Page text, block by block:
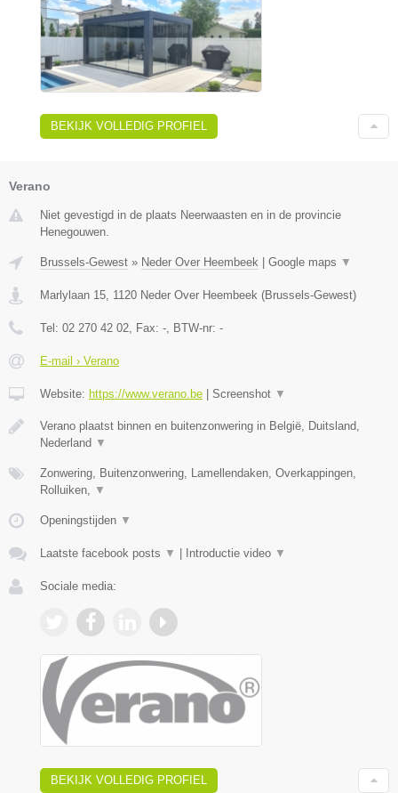
BEKIJK VOLLEDIG PROFIEL
Verano
Niet gevestigd in de plaats Neerwaasten en in de provincie
Henegouwen.
Brussels-Gewest » Neder Over Heembeek Google maps ▼
Marlylaan 15, 1120 Neder Over Heembeek (Brussels-Gewest)
Tel: 02 270 42 02, Fax: -, BTW-nr: -
E-mail › Verano
Website: https://www.verano.be Screenshot ▼
Verano plaatst binnen en buitenzonwering in België, Duitsland,
Nederland ▼
Zonwering, Buitenzonwering, Lamellendaken, Overkappingen,
Rolluiken, ▼
Openingstijden ▼
Laatste facebook posts ▼ Introductie video ▼
Sociale media:
BEKIJK VOLLEDIG PROFIEL